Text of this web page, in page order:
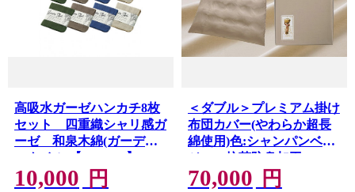
高吸水ガーゼハンカチ8枚
セット 四重織シャリ感ガ
ーゼ 和泉木綿(ガーデン
スタイル)【1211398】
10,000 円
＜ダブル＞プレミアム掛け
布団カバー(やわらか超長
綿使用)色:シャンパンベー
ジュ 抗菌防臭加工
【1210847】
70,000 円